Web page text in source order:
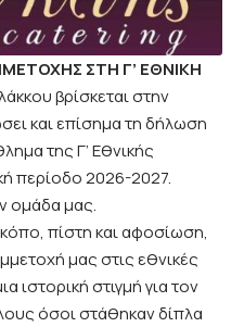
ΣΤΗ Γ’ ΕΘΝΙΚΗ
βρίσκεται στην
και επίσημα τη δήλωση
της Γ’ Εθνικής
περίοδο 2026-2027.
ομάδα μας.
πίστη και αφοσίωση,
μας στις εθνικές
ιστορική στιγμή για τον
όσοι στάθηκαν δίπλα